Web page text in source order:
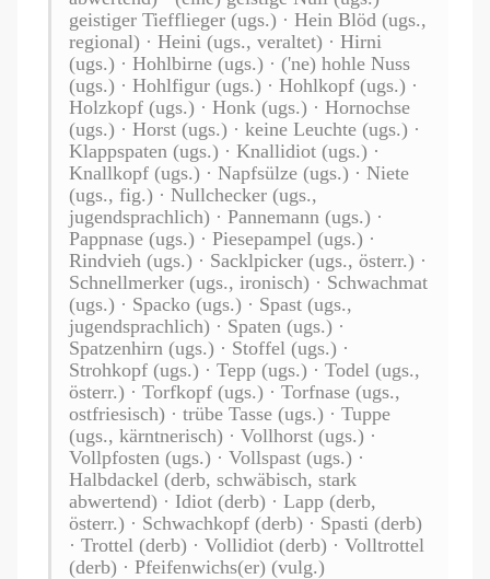
geistiger Tiefflieger (ugs.) · Hein Blöd (ugs.,
regional) · Heini (ugs., veraltet) · Hirni
(ugs.) · Hohlbirne (ugs.) · ('ne) hohle Nuss
(ugs.) · Hohlfigur (ugs.) · Hohlkopf (ugs.) ·
Holzkopf (ugs.) · Honk (ugs.) · Hornochse
(ugs.) · Horst (ugs.) · keine Leuchte (ugs.) ·
Klappspaten (ugs.) · Knallidiot (ugs.) ·
Knallkopf (ugs.) · Napfsülze (ugs.) · Niete
(ugs., fig.) · Nullchecker (ugs.,
jugendsprachlich) · Pannemann (ugs.) ·
Pappnase (ugs.) · Piesepampel (ugs.) ·
Rindvieh (ugs.) · Sacklpicker (ugs., österr.) ·
Schnellmerker (ugs., ironisch) · Schwachmat
(ugs.) · Spacko (ugs.) · Spast (ugs.,
jugendsprachlich) · Spaten (ugs.) ·
Spatzenhirn (ugs.) · Stoffel (ugs.) ·
Strohkopf (ugs.) · Tepp (ugs.) · Todel (ugs.,
österr.) · Torfkopf (ugs.) · Torfnase (ugs.,
ostfriesisch) · trübe Tasse (ugs.) · Tuppe
(ugs., kärntnerisch) · Vollhorst (ugs.) ·
Vollpfosten (ugs.) · Vollspast (ugs.) ·
Halbdackel (derb, schwäbisch, stark
abwertend) · Idiot (derb) · Lapp (derb,
österr.) · Schwachkopf (derb) · Spasti (derb)
· Trottel (derb) · Vollidiot (derb) · Volltrottel
(derb) · Pfeifenwichs(er) (vulg.)